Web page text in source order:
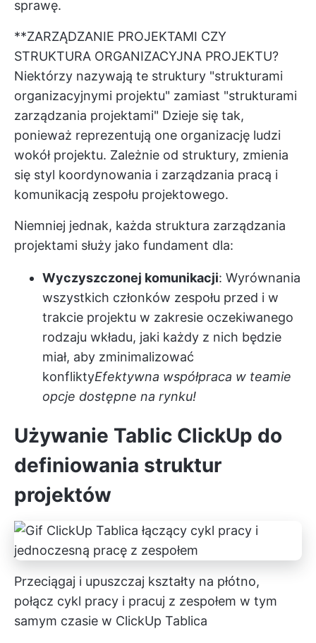
sprawę.
**ZARZĄDZANIE PROJEKTAMI CZY
STRUKTURA ORGANIZACYJNA PROJEKTU?
Niektórzy nazywają te struktury "strukturami
organizacyjnymi projektu" zamiast "strukturami
zarządzania projektami" Dzieje się tak,
ponieważ reprezentują one organizację ludzi
wokół projektu. Zależnie od struktury, zmienia
się styl koordynowania i zarządzania pracą i
komunikacją zespołu projektowego.
Niemniej jednak, każda struktura zarządzania
projektami służy jako fundament dla:
Wyczyszczonej komunikacji: Wyrównania
wszystkich członków zespołu przed i w
trakcie projektu w zakresie oczekiwanego
rodzaju wkładu, jaki każdy z nich będzie
miał, aby zminimalizować
konfliktyEfektywna współpraca w teamie
opcje dostępne na rynku!
Używanie Tablic ClickUp do
definiowania struktur
projektów
Przeciągaj i upuszczaj kształty na płótno,
połącz cykl pracy i pracuj z zespołem w tym
samym czasie w ClickUp Tablica